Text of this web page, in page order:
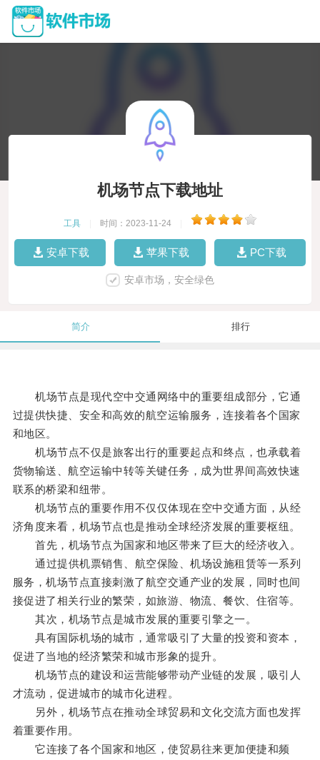
机场节点下载地址
工具 时间：2023-11-24
安卓下载 苹果下载 PC下载
安卓市场，安全绿色
简介 排行
机场节点是现代空中交通网络中的重要组成部分，它通
过提供快捷、安全和高效的航空运输服务，连接着各个国家
和地区。
机场节点不仅是旅客出行的重要起点和终点，也承载着
货物输送、航空运输中转等关键任务，成为世界间高效快速
联系的桥梁和纽带。
机场节点的重要作用不仅仅体现在空中交通方面，从经
济角度来看，机场节点也是推动全球经济发展的重要枢纽。
首先，机场节点为国家和地区带来了巨大的经济收入。
通过提供机票销售、航空保险、机场设施租赁等一系列
服务，机场节点直接刺激了航空交通产业的发展，同时也间
接促进了相关行业的繁荣，如旅游、物流、餐饮、住宿等。
其次，机场节点是城市发展的重要引擎之一。
具有国际机场的城市，通常吸引了大量的投资和资本，
促进了当地的经济繁荣和城市形象的提升。
机场节点的建设和运营能够带动产业链的发展，吸引人
才流动，促进城市的城市化进程。
另外，机场节点在推动全球贸易和文化交流方面也发挥
着重要作用。
它连接了各个国家和地区，使贸易往来更加便捷和频